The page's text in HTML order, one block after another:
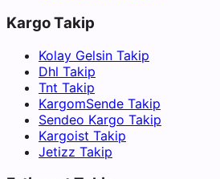
Kargo Takip
Kolay Gelsin Takip
Dhl Takip
Tnt Takip
KargomSende Takip
Sendeo Kargo Takip
Kargoist Takip
Jetizz Takip